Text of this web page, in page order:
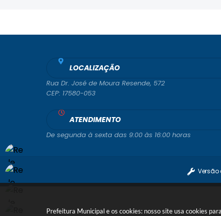
Prefeitura Municipal e os cookies: nosso site usa cookies
LOCALIZAÇÃO
Rua Dr. José de Moura Resende, 572
CEP: 17580-053
ATENDIMENTO
De segunda à sexta das 9:00 às 16:00 horas